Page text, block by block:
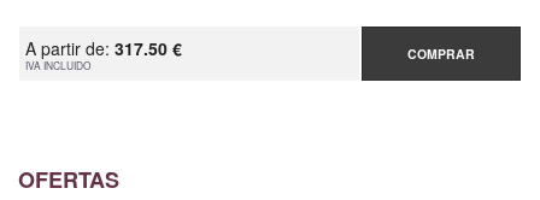
A partir de: 317.50 €
IVA INCLUIDO
COMPRAR
OFERTAS